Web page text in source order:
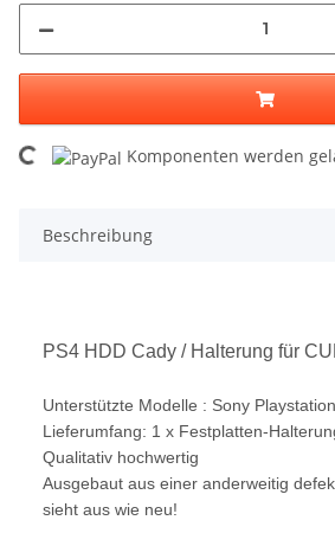
Komponenten werden
Beschreibung
PS4 HDD Cady / Halterung für
Unterstützte Modelle : Sony
Lieferumfang: 1 x Festplatten-
Qualitativ hochwertig
Ausgebaut aus einer anderweitig
sieht aus wie neu!